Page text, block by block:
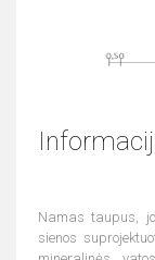
Namas taupus,
sienos